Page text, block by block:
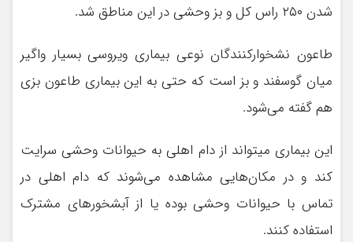
شدن ۲۵۰ راس کل و بز وحشی در این مناطق شد.
طاعون نشخوارکنندگان نوعی بیماری ویروسی بسیار واگیر
میان گوسفند و بز است که حتی به این بیماری طاعون بزی
هم گفته می‌شود.
این بیماری می‎تواند از دام اهلی به حیوانات وحشی سرایت
کند و در مکان‌هایی مشاهده می‌شوند که دام اهلی در
تماس با حیوانات وحشی بوده یا از آبشخورهای مشترک
استفاده کنند.